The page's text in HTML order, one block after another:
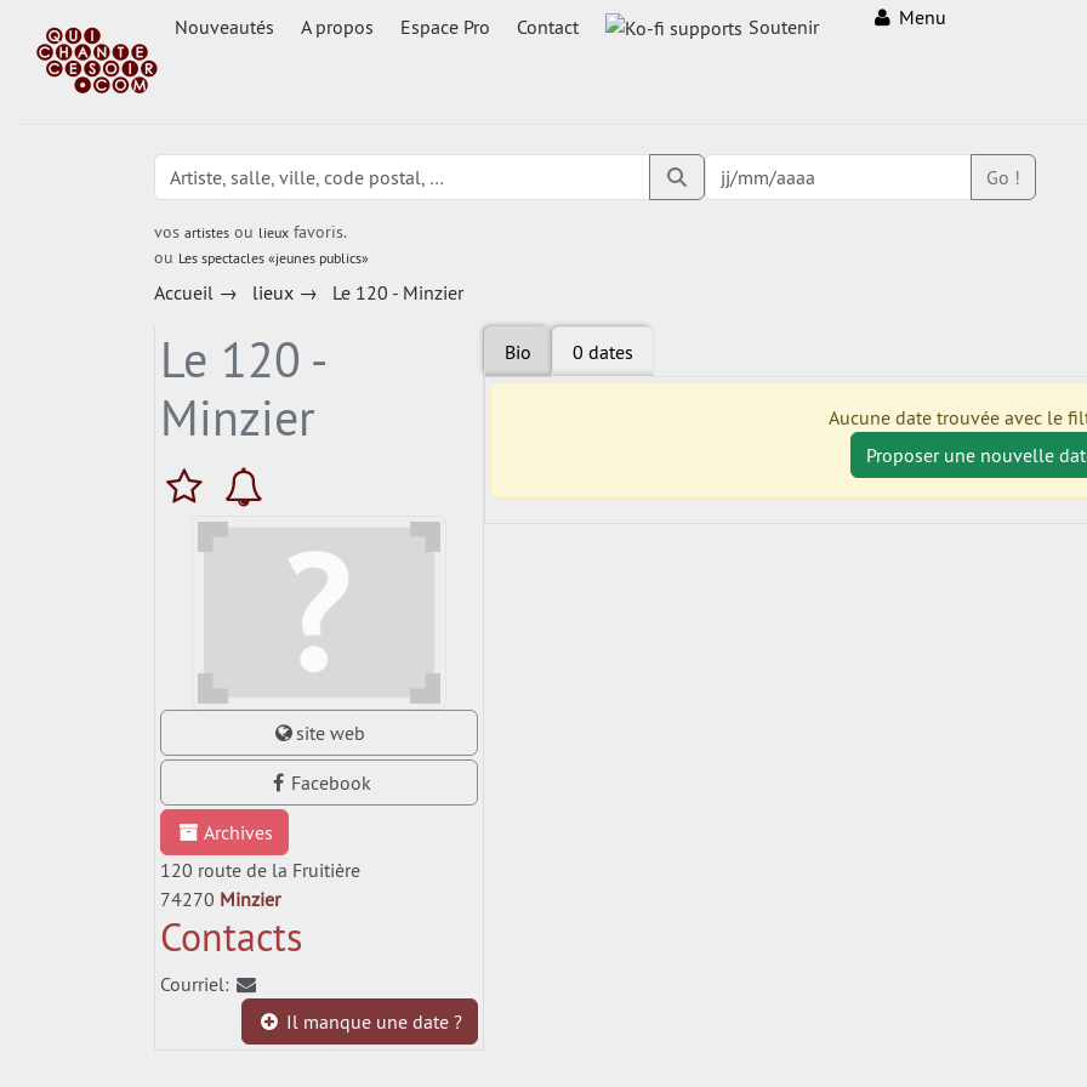
Nouveautés A propos Espace Pro Contact Soutenir Menu
vos artistesou lieuxfavoris.
ou Les spectacles «jeunes publics»
Go !
Accueil→ lieux→ Le 120 - Minzier
Le 120 -
Minzier
site web
Facebook
Archives
120 route de la Fruitière
74270 Minzier
Contacts
Courriel:
Il manque une date ?
Bio 0 dates
Aucune date trouvée avec le
Proposer une nouvelle